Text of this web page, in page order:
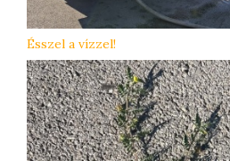
Ésszel a vízzel!